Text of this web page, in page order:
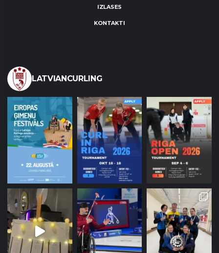
IZLASES
KONTAKTI
LATVIANCURLING